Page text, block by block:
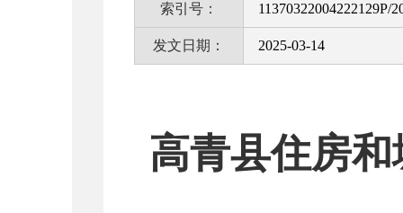
索引号： 11370322004222129P/
发文日期： 2025-03-14
高青县住房